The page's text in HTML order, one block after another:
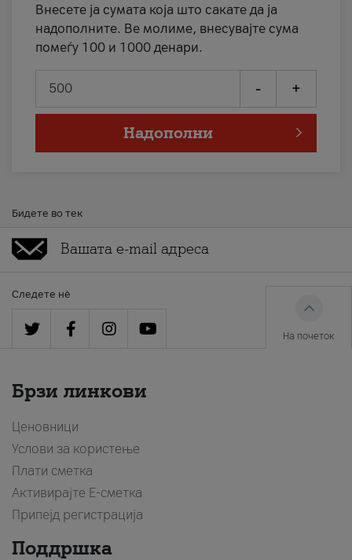
Внесете ја сумата која што сакате да ја
надополните. Ве молиме, внесувајте сума
помеѓу 100 и 1000 денари.
- +
Надополни
Бидете во тек
Следете нè
На почеток
Брзи линкови
Ценовници
Услови за користење
Плати сметка
Активирајте Е-сметка
Припејд регистрација
Поддршка